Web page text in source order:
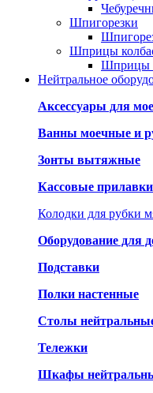
Шпигорезки
Шприцы
Шприцы
Нейтральное
Аксессуары для
Ванны моечные и
Зонты вытяжные
Кассовые прилавки
Колодки для рубки
Оборудование для
Подставки
Полки настенные
Столы
Тележки
Шкафы